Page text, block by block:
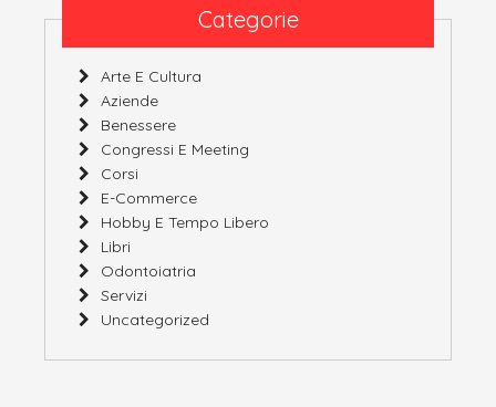
Categorie
Arte E Cultura
Aziende
Benessere
Congressi E Meeting
Corsi
E-Commerce
Hobby E Tempo Libero
Libri
Odontoiatria
Servizi
Uncategorized